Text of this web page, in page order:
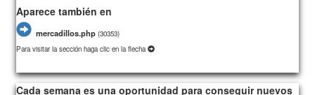
Aparece también en
mercadillos.php (30353)
Para visitar la sección haga clic en la flecha
Cada semana es una oportunidad para conseguir nuevos